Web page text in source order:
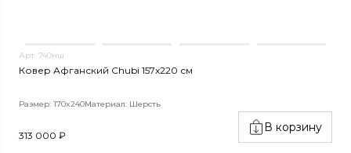
Арт. 740нш
Ковер Афганский Chubi 157x220 см
Размер: 170x240Материал: Шерсть
313 000 ₽
В корзину